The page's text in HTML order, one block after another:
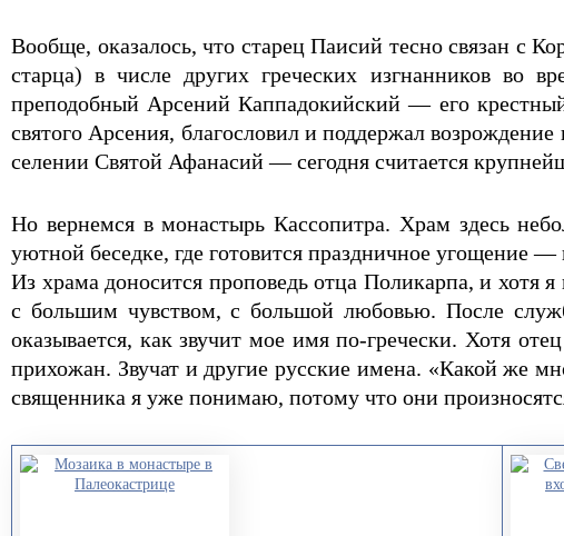
Вообще, оказалось, что старец Паисий тесно связан с
старца) в числе других греческих изгнанников во
преподобный Арсений Каппадокийский — его
святого Арсения, благословил и поддержал
селении Святой Афанасий — сегодня считается
Но вернемся в монастырь Кассопитра. Храм здесь
уютной беседке, где готовится праздничное угощение
Из храма доносится проповедь отца Поликарпа, и хотя
с большим чувством, с большой любовью. После
оказывается, как звучит мое имя по-гречески. Хотя
прихожан. Звучат и другие русские имена. «Какой же
священника я уже понимаю, потому что они